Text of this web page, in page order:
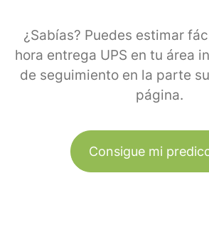
¿Sabías? Puedes estimar
hora entrega UPS en tu área
de seguimiento en la parte
página.
Consigue mi